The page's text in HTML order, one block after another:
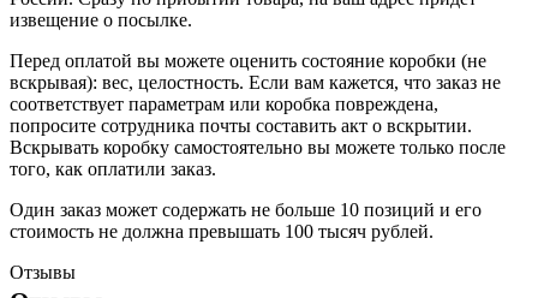
извещение о посылке.
Перед оплатой вы можете оценить состояние коробки (не
вскрывая): вес, целостность. Если вам кажется, что заказ не
соответствует параметрам или коробка повреждена,
попросите сотрудника почты составить акт о вскрытии.
Вскрывать коробку самостоятельно вы можете только после
того, как оплатили заказ.
Один заказ может содержать не больше 10 позиций и его
стоимость не должна превышать 100 тысяч рублей.
Отзывы